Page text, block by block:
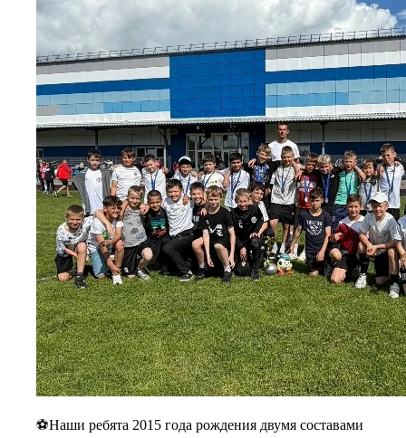
⚽Наши ребята 2015 года рождения двумя составами